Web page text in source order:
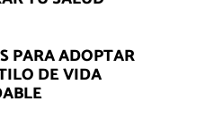
PARA ADOPTAR
DE VIDA